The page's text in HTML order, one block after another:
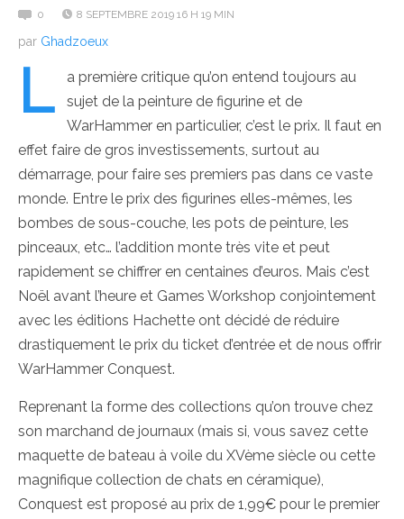
0 8 SEPTEMBRE 2019 16 H 19 MIN
par Ghadzoeux
L
a première critique qu’on entend toujours au
sujet de la peinture de figurine et de
WarHammer en particulier, c’est le prix. Il faut en
effet faire de gros investissements, surtout au
démarrage, pour faire ses premiers pas dans ce vaste
monde. Entre le prix des figurines elles-mêmes, les
bombes de sous-couche, les pots de peinture, les
pinceaux, etc… l’addition monte très vite et peut
rapidement se chiffrer en centaines d’euros. Mais c’est
Noël avant l’heure et Games Workshop conjointement
avec les éditions Hachette ont décidé de réduire
drastiquement le prix du ticket d’entrée et de nous offrir
WarHammer Conquest.
Reprenant la forme des collections qu’on trouve chez
son marchand de journaux (mais si, vous savez cette
maquette de bateau à voile du XVème siècle ou cette
magnifique collection de chats en céramique),
Conquest est proposé au prix de 1,99€ pour le premier